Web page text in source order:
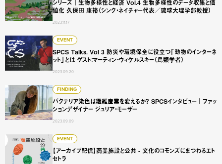
シリーズ｜生物多様性と経済 Vol.4 生物多様性のデータ収集と価
値化 久保田 康裕（シンク・ネイチャー代表／琉球大理学部教授）
2023.11.17
EVENT
SPCS Talks. Vol 3 防災や環境保全に役立つ「動物のインターネ
ット」とは ゲスト：マーティン・ウィケルスキー（鳥類学者）
2023.09.20
SPCS Talks. Vol 3 防災や環境保全に役立つ「動物のイン
FINDING
バクテリア染色は繊維産業を変えるか？ SPCSインタビュー｜ファッ
ションデザイナー ジュリア・モーザー
2023.09.09
バクテリア染色は繊維産業を変えるか？ SPCSインタビュ
EVENT
【アーカイブ配信】商業施設と公共 - 文化のコモンズにまつわるエト
セトラ
【アーカイブ配信】商業施設と公共 - 文化のコモンズにまつ